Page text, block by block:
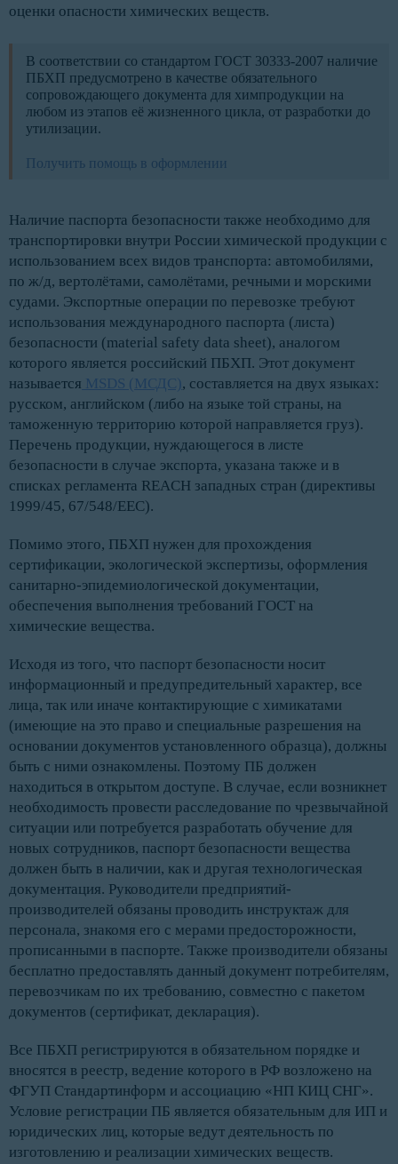
оценки опасности химических веществ.
В соответствии со стандартом ГОСТ 30333-2007 наличие
ПБХП предусмотрено в качестве обязательного
сопровождающего документа для химпродукции на
любом из этапов её жизненного цикла, от разработки до
утилизации.
Получить помощь в оформлении
Наличие паспорта безопасности также необходимо для
транспортировки внутри России химической продукции с
использованием всех видов транспорта: автомобилями,
по ж/д, вертолётами, самолётами, речными и морскими
судами. Экспортные операции по перевозке требуют
использования международного паспорта (листа)
безопасности (material safety data sheet), аналогом
которого является российский ПБХП. Этот документ
называется MSDS (МСДС), составляется на двух языках:
русском, английском (либо на языке той страны, на
таможенную территорию которой направляется груз).
Перечень продукции, нуждающегося в листе
безопасности в случае экспорта, указана также и в
списках регламента REACH западных стран (директивы
1999/45, 67/548/ЕЕС).
Помимо этого, ПБХП нужен для прохождения
сертификации, экологической экспертизы, оформления
санитарно-эпидемиологической документации,
обеспечения выполнения требований ГОСТ на
химические вещества.
Исходя из того, что паспорт безопасности носит
информационный и предупредительный характер, все
лица, так или иначе контактирующие с химикатами
(имеющие на это право и специальные разрешения на
основании документов установленного образца), должны
быть с ними ознакомлены. Поэтому ПБ должен
находиться в открытом доступе. В случае, если возникнет
необходимость провести расследование по чрезвычайной
ситуации или потребуется разработать обучение для
новых сотрудников, паспорт безопасности вещества
должен быть в наличии, как и другая технологическая
документация. Руководители предприятий-
производителей обязаны проводить инструктаж для
персонала, знакомя его с мерами предосторожности,
прописанными в паспорте. Также производители обязаны
бесплатно предоставлять данный документ потребителям,
перевозчикам по их требованию, совместно с пакетом
документов (сертификат, декларация).
Все ПБХП регистрируются в обязательном порядке и
вносятся в реестр, ведение которого в РФ возложено на
ФГУП Стандартинформ и ассоциацию «НП КИЦ СНГ».
Условие регистрации ПБ является обязательным для ИП и
юридических лиц, которые ведут деятельность по
изготовлению и реализации химических веществ.